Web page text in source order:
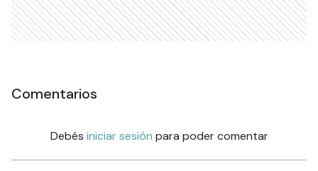
Comentarios
Debés iniciar sesión para poder comentar